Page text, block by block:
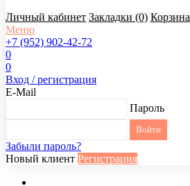
Личный кабинет Закладки (0) Корзина
Меню
+7 (952) 902-42-72
0
0
Вход / регистрация
E-Mail
Пароль
Забыли пароль?
Новый клиент Регистрация